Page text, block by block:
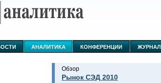
АНАЛИТИКА КОНФЕРЕНЦИИ ЖУРНАЛ
Обзор
Рынок СЭД 2010